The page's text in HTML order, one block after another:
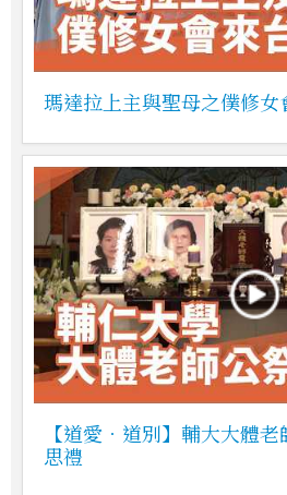
瑪達拉上主與聖母之僕修女
【道愛．道別】輔大大體
思禮